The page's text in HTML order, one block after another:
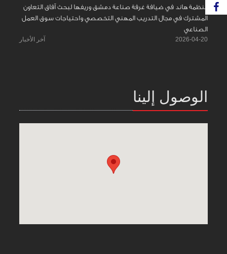
منظمة هاند في ضيافة غرفة صناعة دمشق وريفها لبحث آفاق التعاون
المشترك في مجال التدريب المهني التخصصي واحتياجات سوق العمل
الصناعي
2026-04-20 آخر الأخبار
الوصول إلينا